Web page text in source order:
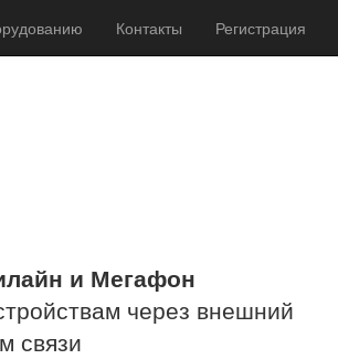
Контакты Регистрация
и Мегафон
через внешний
связи